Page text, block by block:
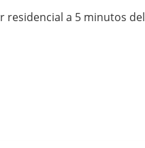
residencial a 5 minutos